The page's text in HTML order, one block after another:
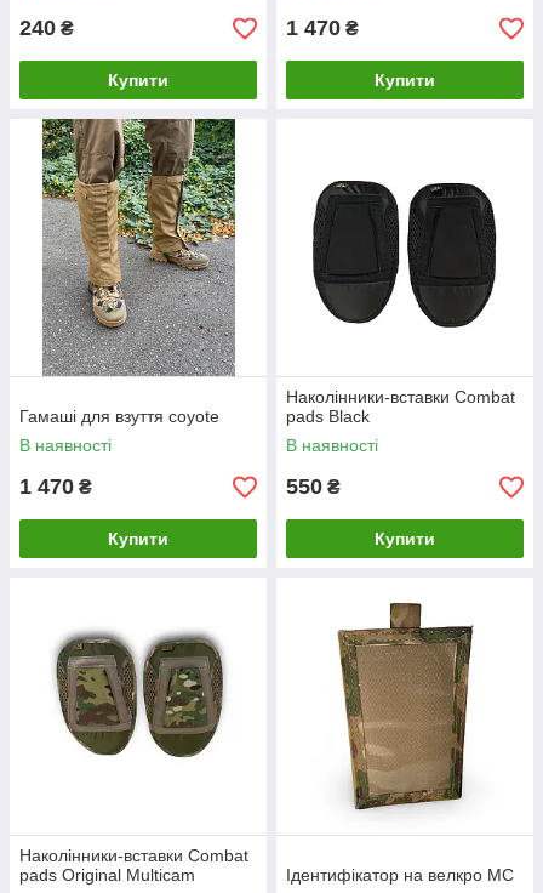
240 ₴
Купити
1 470 ₴
Купити
Гамаші для взуття coyote
В наявності
1 470 ₴
Купити
Наколінники-вставки Combat
pads Black
В наявності
550 ₴
Купити
Наколінники-вставки Combat
pads Original Multicam
Ідентифікатор на велкро MC